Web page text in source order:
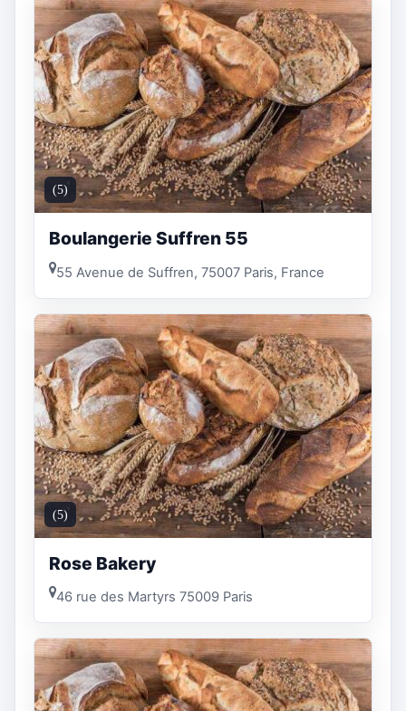
(5)
Boulangerie Suffren 55
55 Avenue de Suffren, 75007 Paris, France
(5)
Rose Bakery
46 rue des Martyrs 75009 Paris